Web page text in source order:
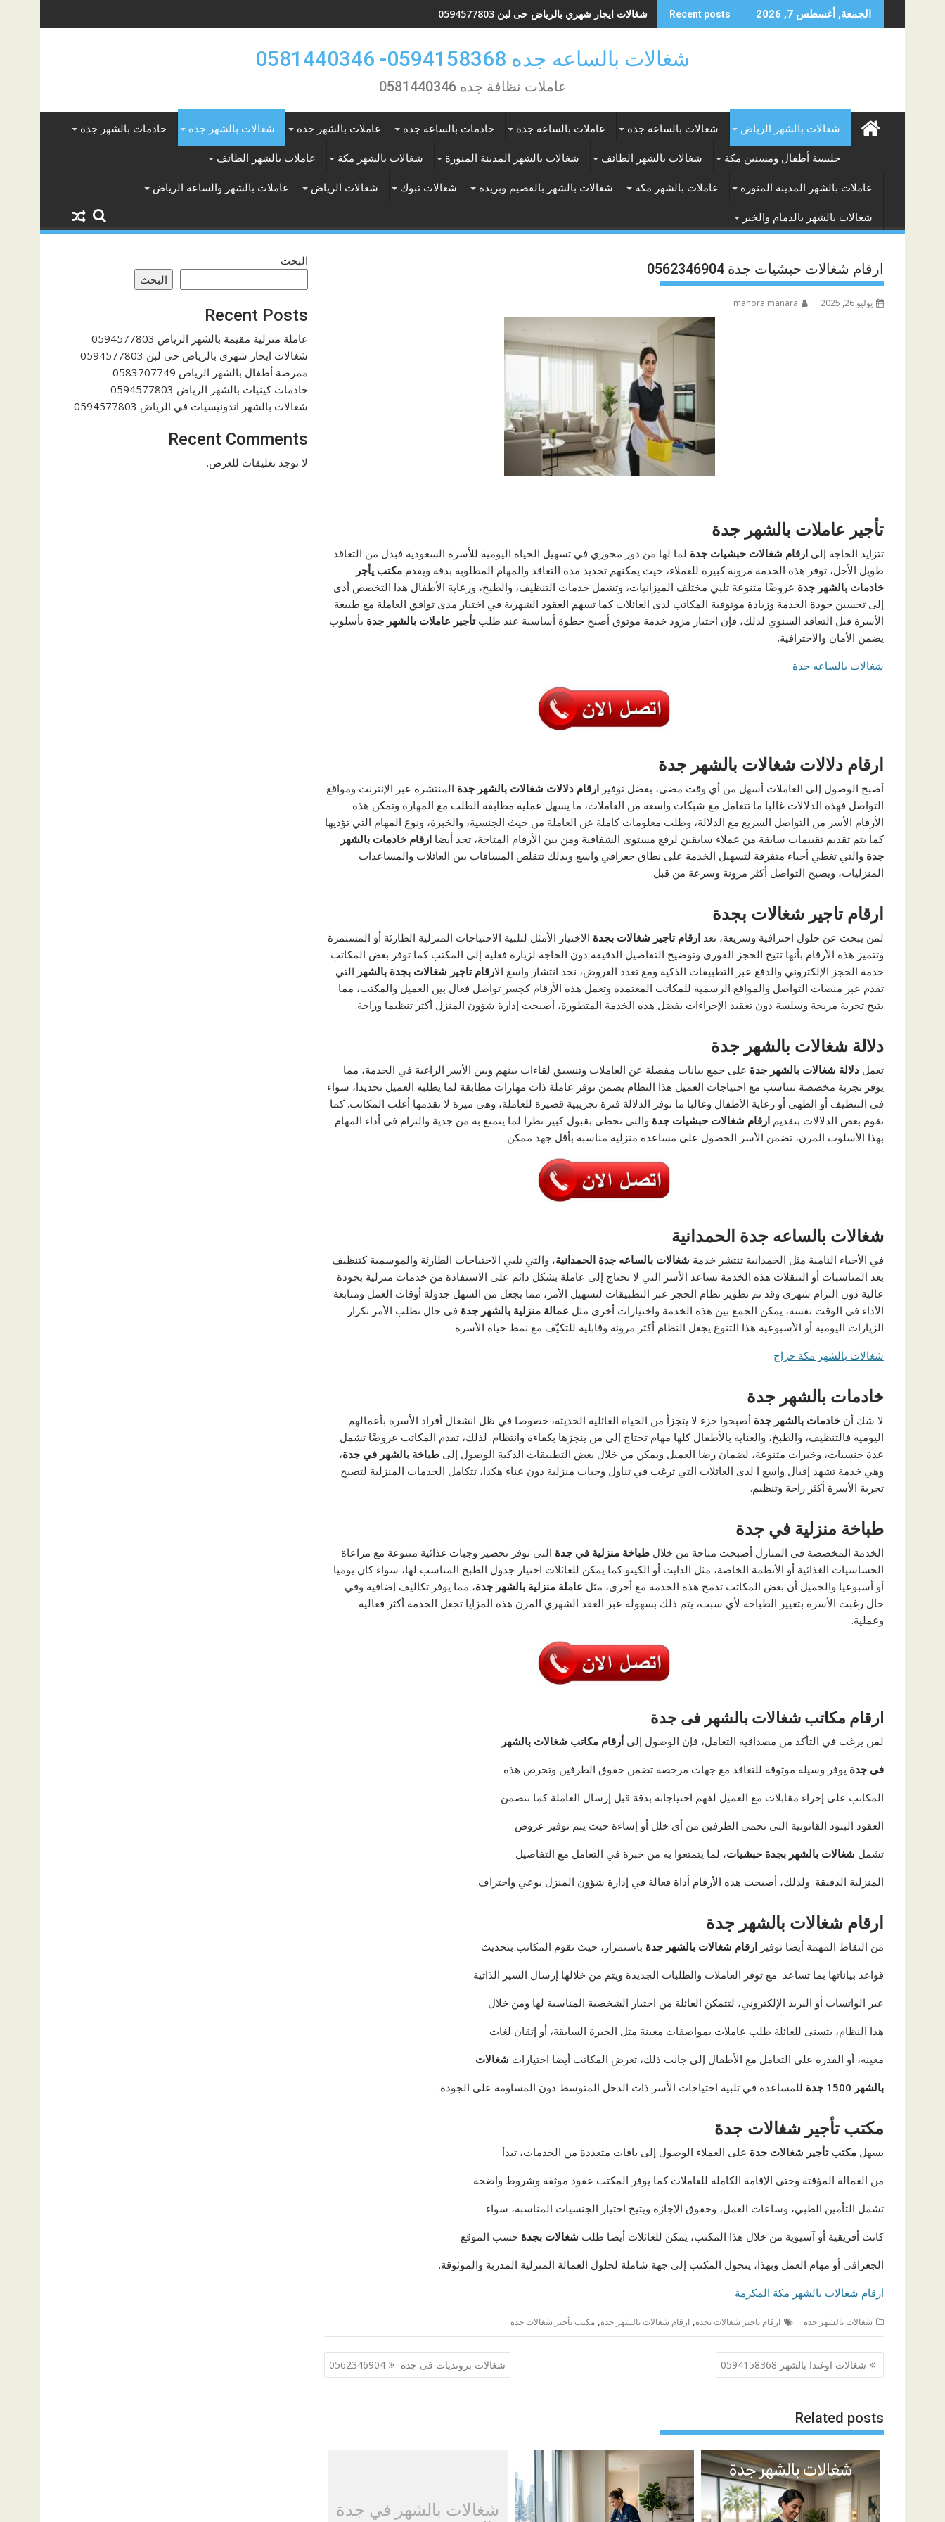
to
الجمعة, أغسطس 7, 2026 Recent posts شغالات ايجار شهري بالرياض حى لبن 0594577803
شغالات بالساعه جده 0594158368- 0581440346
عاملات نظافة جده 0581440346
شغالات بالشهر الرياض شغالات بالساعه جدة عاملات بالساعة جدة خادمات بالساعة جدة عاملات بالشهر جدة شغالات بالشهر جدة خادمات بالشهر جدة
جليسة أطفال ومسنين مكة شغالات بالشهر الطائف شغالات بالشهر المدينة المنورة شغالات بالشهر مكة عاملات بالشهر الطائف
عاملات بالشهر المدينة المنورة عاملات بالشهر مكة شغالات بالشهر بالقصيم وبريده شغالات تبوك شغالات الرياض عاملات بالشهر والساعه الرياض
شغالات بالشهر بالدمام والخبر
ارقام شغالات حبشيات جدة 0562346904
يوليو 26, 2025 manora manara
تأجير عاملات بالشهر جدة
تتزايد الحاجة إلى ارقام شغالات حبشيات جدة لما لها من دور محوري في تسهيل الحياة اليومية للأسرة السعودية فبدل من التعاقد
طويل الأجل، توفر هذه الخدمة مرونة كبيرة للعملاء، حيث يمكنهم تحديد مدة التعاقد والمهام المطلوبة بدقة ويقدم مكتب يأجر
خادمات بالشهر جدة عروضًا متنوعة تلبي مختلف الميزانيات، وتشمل خدمات التنظيف، والطبخ، ورعاية الأطفال هذا التخصص أدى
إلى تحسين جودة الخدمة وزيادة موثوقية المكاتب لدى العائلات كما تسهم العقود الشهرية في اختبار مدى توافق العاملة مع طبيعة
الأسرة قبل التعاقد السنوي لذلك، فإن اختيار مزود خدمة موثوق أصبح خطوة أساسية عند طلبتأجير عاملات بالشهر جدة بأسلوب
يضمن الأمان والاحترافية.
شغالات بالساعه جدة
ارقام دلالات شغالات بالشهر جدة
أصبح الوصول إلى العاملات أسهل من أي وقت مضى، بفضل توفير ارقام دلالات شغالات بالشهر جدة المنتشرة عبر الإنترنت ومواقع
التواصل فهذه الدلالات غالبا ما تتعامل مع شبكات واسعة من العاملات، ما يسهل عملية مطابقة الطلب مع المهارة وتمكن هذه
الأرقام الأسر من التواصل السريع مع الدلالة، وطلب معلومات كاملة عن العاملة من حيث الجنسية، والخبرة، ونوع المهام التي تؤديها
كما يتم تقديم تقييمات سابقة من عملاء سابقين لرفع مستوى الشفافية ومن بين الأرقام المتاحة، تجد أيضا ارقام خادمات بالشهر
جدة والتي تغطي أحياء متفرقة لتسهيل الخدمة على نطاق جغرافي واسع وبذلك تتقلص المسافات بين العائلات والمساعدات
المنزليات، ويصبح التواصل أكثر مرونة وسرعة من قبل.
ارقام تاجير شغالات بجدة
لمن يبحث عن حلول احترافية وسريعة، تعد ارقام تاجير شغالات بجدة الاختيار الأمثل لتلبية الاحتياجات المنزلية الطارئة أو المستمرة
وتتميز هذه الأرقام بأنها تتيح الحجز الفوري وتوضيح التفاصيل الدقيقة دون الحاجة لزيارة فعلية إلى المكتب كما توفر بعض المكاتب
خدمة الحجز الإلكتروني والدفع عبر التطبيقات الذكية ومع تعدد العروض، نجد انتشار واسع الارقام تاجير شغالات بجدة بالشهر التي
تقدم عبر منصات التواصل والمواقع الرسمية للمكاتب المعتمدة وتعمل هذه الأرقام كجسر تواصل فعال بين العميل والمكتب، مما
يتيح تجربة مريحة وسلسة دون تعقيد الإجراءات بفضل هذه الخدمة المتطورة، أصبحت إدارة شؤون المنزل أكثر تنظيما وراحة.
دلالة شغالات بالشهر جدة
تعمل دلالة شغالات بالشهر جدة على جمع بيانات مفصلة عن العاملات وتنسيق لقاءات بينهم وبين الأسر الراغبة في الخدمة، مما
يوفر تجربة مخصصة تتناسب مع احتياجات العميل هذا النظام يضمن توفر عاملة ذات مهارات مطابقة لما يطلبه العميل تحديدا، سواء
في التنظيف أو الطهي أو رعاية الأطفال وغالبا ما توفر الدلالة فترة تجريبية قصيرة للعاملة، وهي ميزة لا تقدمها أغلب المكاتب. كما
تقوم بعض الدلالات بتقديم ارقام شغالات حبشيات جدة والتي تحظى بقبول كبير نظرا لما يتمتع به من جدية والتزام في أداء المهام
بهذا الأسلوب المرن، تضمن الأسر الحصول على مساعدة منزلية مناسبة بأقل جهد ممكن.
شغالات بالساعه جدة الحمدانية
في الأحياء النامية مثل الحمدانية تنتشر خدمة شغالات بالساعه جدة الحمدانية، والتي تلبي الاحتياجات الطارئة والموسمية كتنظيف
بعد المناسبات أو التنقلات هذه الخدمة تساعد الأسر التي لا تحتاج إلى عاملة بشكل دائم على الاستفادة من خدمات منزلية بجودة
عالية دون التزام شهري وقد تم تطوير نظام الحجز عبر التطبيقات لتسهيل الأمر، مما يجعل من السهل جدولة أوقات العمل ومتابعة
الأداء في الوقت نفسه، يمكن الجمع بين هذه الخدمة واختيارات أخرى مثل عمالة منزلية بالشهر جدة في حال تطلب الأمر تكرار
الزيارات اليومية أو الأسبوعية هذا التنوع يجعل النظام أكثر مرونة وقابلية للتكيّف مع نمط حياة الأسرة.
شغالات بالشهر مكة حراج
خادمات بالشهر جدة
لا شك أن خادمات بالشهر جدة أصبحوا جزء لا يتجزأ من الحياة العائلية الحديثة، خصوصا في ظل انشغال أفراد الأسرة بأعمالهم
اليومية فالتنظيف، والطبخ، والعناية بالأطفال كلها مهام تحتاج إلى من ينجزها بكفاءة وانتظام. لذلك، تقدم المكاتب عروضًا تشمل
عدة جنسيات، وخبرات متنوعة، لضمان رضا العميل ويمكن من خلال بعض التطبيقات الذكية الوصول إلى طباخة بالشهر في جدة،
وهي خدمة تشهد إقبال واسع ا لدى العائلات التي ترغب في تناول وجبات منزلية دون عناء هكذا، تتكامل الخدمات المنزلية لتصبح
تجربة الأسرة أكثر راحة وتنظيم.
طباخة منزلية في جدة
الخدمة المخصصة في المنازل أصبحت متاحة من خلال طباخة منزلية في جدة التي توفر تحضير وجبات غذائية متنوعة مع مراعاة
الحساسيات الغذائية أو الأنظمة الخاصة، مثل الدايت أو الكيتو كما يمكن للعائلات اختيار جدول الطبخ المناسب لها، سواء كان يوميا
أو أسبوعيا والجميل أن بعض المكاتب تدمج هذه الخدمة مع أخرى، مثل عاملة منزلية بالشهر جدة، مما يوفر تكاليف إضافية وفي
حال رغبت الأسرة بتغيير الطباخة لأي سبب، يتم ذلك بسهولة عبر العقد الشهري المرن هذه المزايا تجعل الخدمة أكثر فعالية
وعملية.
ارقام مكاتب شغالات بالشهر فى جدة
لمن يرغب في التأكد من مصداقية التعامل، فإن الوصول إلى أرقام مكاتب شغالات بالشهر
فى جدة يوفر وسيلة موثوقة للتعاقد مع جهات مرخصة تضمن حقوق الطرفين وتحرص هذه
المكاتب على إجراء مقابلات مع العميل لفهم احتياجاته بدقة قبل إرسال العاملة كما تتضمن
العقود البنود القانونية التي تحمي الطرفين من أي خلل أو إساءة حيث يتم توفير عروض
تشمل شغالات بالشهر بجدة حبشيات، لما يتمتعوا به من خبرة في التعامل مع التفاصيل
المنزلية الدقيقة. ولذلك، أصبحت هذه الأرقام أداة فعالة في إدارة شؤون المنزل بوعي واحتراف.
ارقام شغالات بالشهر جدة
من النقاط المهمة أيضا توفير ارقام شغالات بالشهر جدة باستمرار، حيث تقوم المكاتب بتحديث
قواعد بياناتها بما تساعد مع توفر العاملات والطلبات الجديدة ويتم من خلالها إرسال السير الذاتية
عبر الواتساب أو البريد الإلكتروني، لتتمكن العائلة من اختيار الشخصية المناسبة لها ومن خلال
هذا النظام، يتسنى للعائلة طلب عاملات بمواصفات معينة مثل الخبرة السابقة، أو إتقان لغات
معينة، أو القدرة على التعامل مع الأطفال إلى جانب ذلك، تعرض المكاتب أيضا اختيارات شغالات
بالشهر 1500 جدة
للمساعدة في تلبية احتياجات الأسر ذات الدخل المتوسط دون المساومة على الجودة.
مكتب تأجير شغالات جدة
يسهل مكتب تأجير شغالات جدة على العملاء الوصول إلى باقات متعددة من الخدمات، تبدأ
من العمالة المؤقتة وحتى الإقامة الكاملة للعاملات كما يوفر المكتب عقود موثقة وشروط واضحة
تشمل التأمين الطبي، وساعات العمل، وحقوق الإجازة ويتيح اختيار الجنسيات المناسبة، سواء
كانت أفريقية أو آسيوية من خلال هذا المكتب، يمكن للعائلات أيضا طلب شغالات بجدة حسب الموقع
الجغرافي أو مهام العمل وبهذا، يتحول المكتب إلى جهة شاملة لحلول العمالة المنزلية المدربة والموثوقة.
ارقام شغالات بالشهر مكة المكرمة
شغالات بالشهر جدة ارقام تاجير شغالات بجدة, ارقام شغالات بالشهر جدة, مكتب تأجير شغالات جدة
تصفّح
المقالات
شغالات اوغندا بالشهر 0594158368 شغالات برونديات فى جدة 0562346904
Related posts
شغالات بالشهر في جدة
البحث
البحث
Recent Posts
عاملة منزلية مقيمة بالشهر الرياض 0594577803
شغالات ايجار شهري بالرياض حى لبن 0594577803
ممرضة أطفال بالشهر الرياض 0583707749
خادمات كينيات بالشهر الرياض 0594577803
شغالات بالشهر اندونيسيات في الرياض 0594577803
Recent Comments
لا توجد تعليقات للعرض.